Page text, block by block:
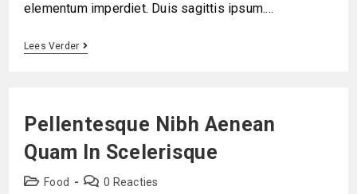
elementum imperdiet. Duis sagittis ipsum.…
Lees Verder
Pellentesque Nibh Aenean
Quam In Scelerisque
Food 0 Reacties